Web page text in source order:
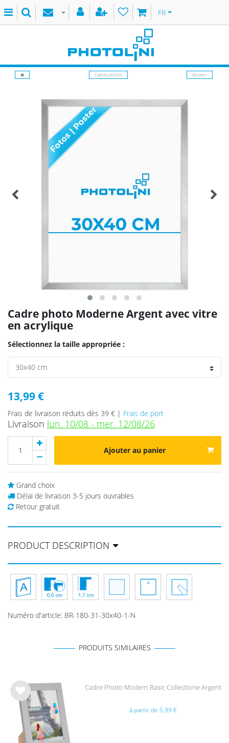
FR
Cadres photos Modern
Cadre photo Moderne Argent avec vitre
en acrylique
Sélectionnez la taille appropriée :
13,99 €
Frais de livraison réduits dès 39 € | Frais de port
Livraison lun. 10/08 - mer. 12/08/26
Ajouter au panier
Grand choix
Délai de livraison 3-5 jours ouvrables
Retour gratuit
PRODUCT DESCRIPTION
Numéro d'article: BR-180-31-30x40-1-N
PRODUITS SIMILAIRES
List
e de
sou
hait
s
Cadre Photo Modern Basic Collectione Argent
à partir de 5,99 €